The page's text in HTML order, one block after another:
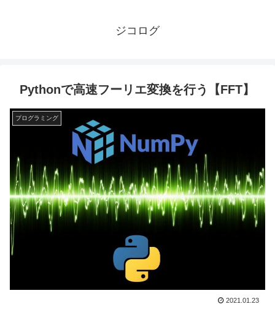
ジコログ
Pythonで高速フーリエ変換を行う【FFT】
プログラミング
2021.01.23